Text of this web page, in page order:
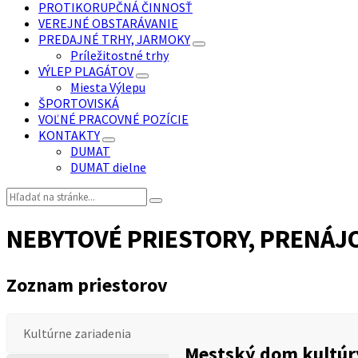
PROTIKORUPČNÁ ČINNOSŤ
VEREJNÉ OBSTARÁVANIE
PREDAJNÉ TRHY, JARMOKY
Príležitostné trhy
VÝLEP PLAGÁTOV
Miesta Výlepu
ŠPORTOVISKÁ
VOĽNÉ PRACOVNÉ POZÍCIE
KONTAKTY
DUMAT
DUMAT dielne
Vyhľadávanie:
NEBYTOVÉ PRIESTORY,
Zoznam priestorov
Kultúrne zariadenia